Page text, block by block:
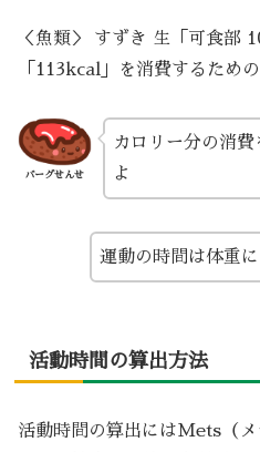
＜魚類＞ すずき 生「可食部
「113kcal」を消費するため
バーグせんせ
カロリー分の消
よ
運動の時間は体重
活動時間の算出方法
活動時間の算出にはMets（